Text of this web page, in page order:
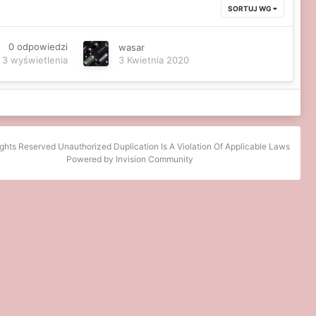
SORTUJ WG
0 odpowiedzi
3 wyświetlenia
wasar
3 Kwietnia 2020
Reserved Unauthorized Duplication Is A Violation Of Applicable Laws
Powered by Invision Community